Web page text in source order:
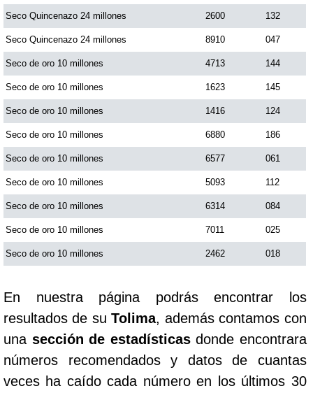
Saman de la suerte
Sinuano Día
Sinuano Noche
Super Chontico Noche
Seco Quincenazo 24 millones 2600 132
Seco Quincenazo 24 millones 8910 047
Seco de oro 10 millones 4713 144
Seco de oro 10 millones 1623 145
Seco de oro 10 millones 1416 124
Seco de oro 10 millones 6880 186
Seco de oro 10 millones 6577 061
Seco de oro 10 millones 5093 112
Seco de oro 10 millones 6314 084
Seco de oro 10 millones 7011 025
Seco de oro 10 millones 2462 018
En nuestra página podrás encontrar los
resultados de suTolima, además contamos con
una sección de estadísticasdonde encontrara
números recomendados y datos de cuantas
veces ha caído cada número en los últimos 30